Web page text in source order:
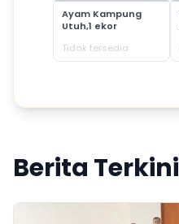
Ayam Kampung
Utuh,1 ekor
Tidak tersedia
Berita Terkini